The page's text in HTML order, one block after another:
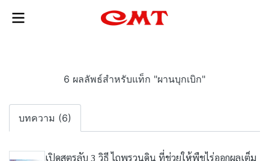
6 ผลลัพธ์สำหรับแท็ก "ผานบุกเบิก"
บทความ (6)
เปิดสูตรลับ 3 วิธี ไถพรวนดิน ที่ช่วยให้พืชไร่ออกผลเต็ม